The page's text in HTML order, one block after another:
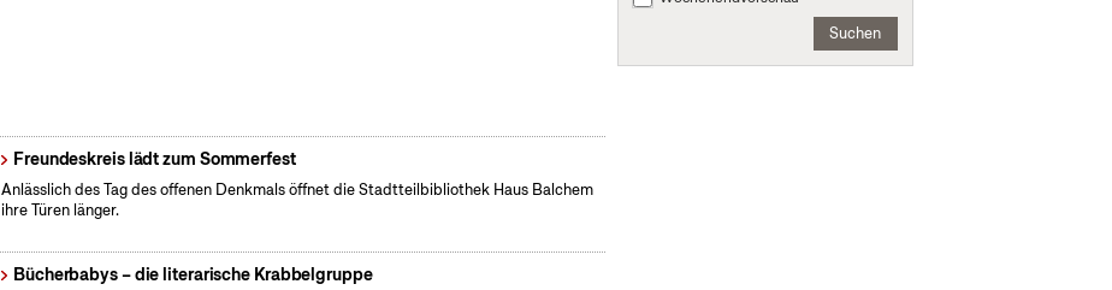
Freundeskreis lädt zum Sommerfest
Anlässlich des Tag des offenen Denkmals öffnet die Stadtteilbibliothek Haus Balchem
ihre Türen länger.
Bücherbabys – die literarische Krabbelgruppe
Suchen